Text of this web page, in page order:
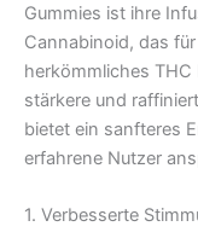
Gummies ist ihre
Cannabinoid, das
herkömmliches
stärkere und
bietet ein sanfteres
erfahrene Nutzer
1. Verbesserte